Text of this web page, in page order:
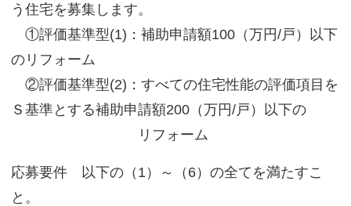
う住宅を募集します。
①評価基準型(1)：補助申請額100（万円/戸）以下
のリフォーム
②評価基準型(2)：すべての住宅性能の評価項目を
Ｓ基準とする補助申請額200（万円/戸）以下の
リフォーム
応募要件 以下の（1）～（6）の全てを満たすこ
と。